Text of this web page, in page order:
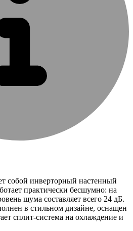
собой инверторный настенный
практически бесшумно: на
шума составляет всего 24 дБ.
в стильном дизайне, оснащен
сплит-система на охлаждение и